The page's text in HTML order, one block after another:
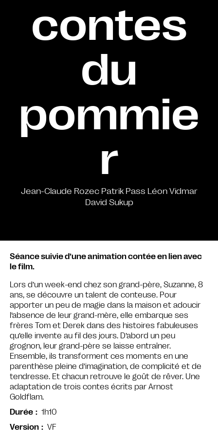
contes
du
pommie
r
Jean-Claude Rozec Patrik Pass Léon Vidmar
David Sukup
Séance suivie d’une animation contée en lien avec
le film.
Lors d’un week-end chez son grand-père, Suzanne, 8
ans, se découvre un talent de conteuse. Pour
apporter un peu de magie dans la maison et adoucir
l’absence de leur grand-mère, elle embarque ses
frères Tom et Derek dans des histoires fabuleuses
qu’elle invente au fil des jours. D’abord un peu
grognon, leur grand-père se laisse entraîner.
Ensemble, ils transforment ces moments en une
parenthèse pleine d’imagination, de complicité et de
tendresse. Et chacun retrouve le goût de rêver. Une
adaptation de trois contes écrits par Arnost
Goldflam.
Durée
1h10
Version
VF